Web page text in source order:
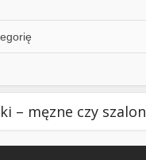
– męzne czy